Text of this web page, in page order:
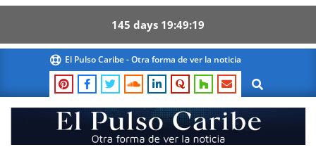
145 days 19 49 18
content
El Pulso Caribe - Otra forma de ver la noticia
Search